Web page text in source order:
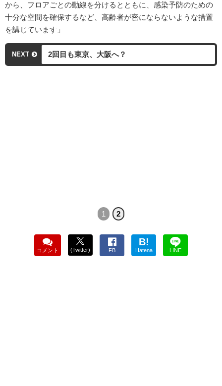
から、フロアごとの動線を分けるとともに、感染予防のための
十分な空間を確保するなど、高齢者が密にならないような措置
を講じています」
NEXT 2回目も東京、大阪へ？
1 2
コメント (Twitter) FB
B!
Hatena LINE